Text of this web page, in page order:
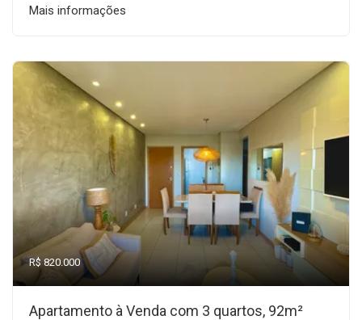
Mais informações
R$ 820.000
Apartamento à Venda com 3 quartos, 92m²